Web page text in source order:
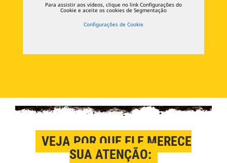
Para assistir aos vídeos, clique no link Configurações do
Cookie e aceite os cookies de Segmentação
Configurações de Cookie
VEJA POR QUE ELE MERECE
SUA ATENÇÃO: